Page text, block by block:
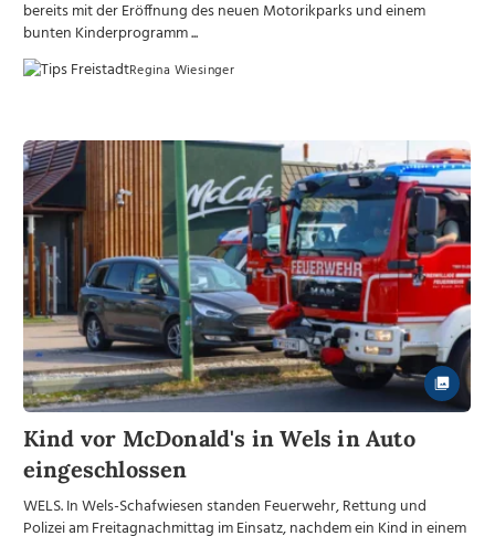
bereits mit der Eröffnung des neuen Motorikparks und einem
bunten Kinderprogramm ...
Regina Wiesinger
Kind vor McDonald's in Wels in Auto
eingeschlossen
WELS. In Wels-Schafwiesen standen Feuerwehr, Rettung und
Polizei am Freitagnachmittag im Einsatz, nachdem ein Kind in einem